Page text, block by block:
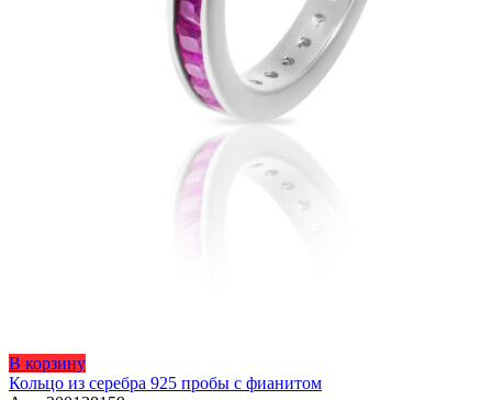
В корзинуЭтот
товар
Кольцо из серебра 925 пробы с фианитом